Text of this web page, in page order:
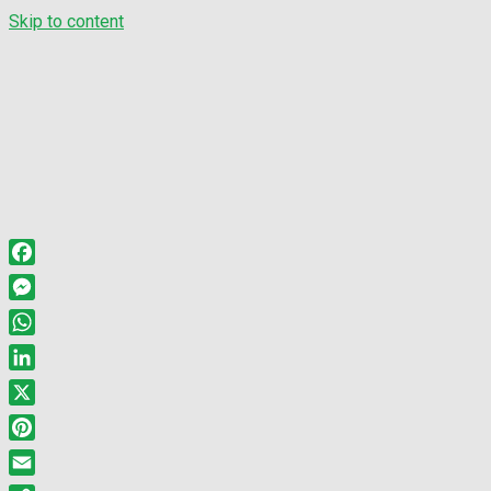
Skip to content
Facebook
Messenger
WhatsApp
LinkedIn
X
Pinterest